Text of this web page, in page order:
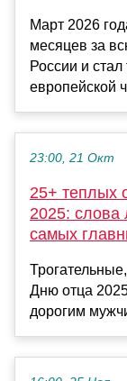
Март 2026
месяцев за
России и
европейской
23:00, 21 Окт
25+ теплых
2025: слова
самых
Дню отца
дорогим